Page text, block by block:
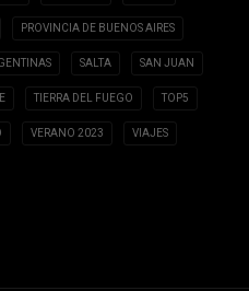
PROVINCIA DE BUENOS AIRES
SALTA SAN JUAN
TIERRA DEL FUEGO TOP5
VERANO 2023 VIAJES